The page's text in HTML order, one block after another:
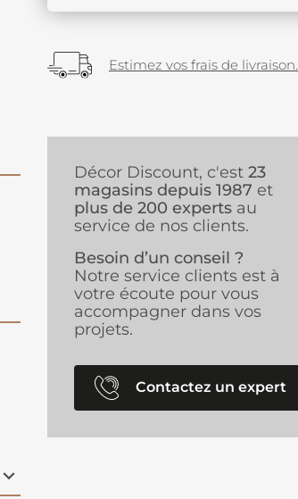
Estimez vos frais de livraison.
Décor Discount, c'est 23
magasins depuis 1987 et
plus de 200 experts au
service de nos clients.
Besoin d’un conseil ?
Notre service clients est à
votre écoute pour vous
accompagner dans vos
projets.
Contactez un expert